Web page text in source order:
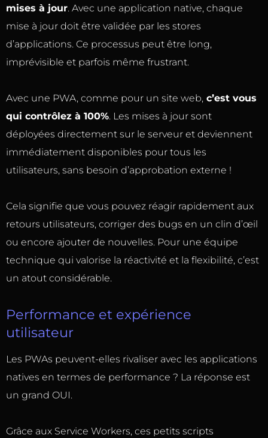
mises à jour. Avec une application native, chaque
mise à jour doit être validée par les stores
d’applications. Ce processus peut être long,
imprévisible et parfois même frustrant.
Avec une PWA, comme pour un site web, c’est vous
qui contrôlez à 100%. Les mises à jour sont
déployées directement sur le serveur et deviennent
immédiatement disponibles pour tous les
utilisateurs, sans besoin d’approbation externe !
Cela signifie que vous pouvez réagir rapidement aux
retours utilisateurs, corriger des bugs en un clin d’œil
ou encore ajouter de nouvelles. Pour une équipe
technique qui valorise la réactivité et la flexibilité, c’est
un atout considérable.
Performance et expérience
utilisateur
Les PWAs peuvent-elles rivaliser avec les applications
natives en termes de performance ? La réponse est
un grand OUI.
Grâce aux Service Workers, ces petits scripts